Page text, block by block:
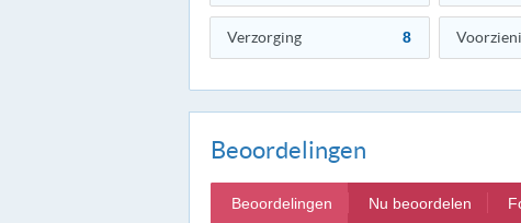
Verzorging 8
Beoordelingen
Beoordelingen Nu beoordelen